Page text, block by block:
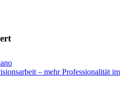
– mehr Professionalität im